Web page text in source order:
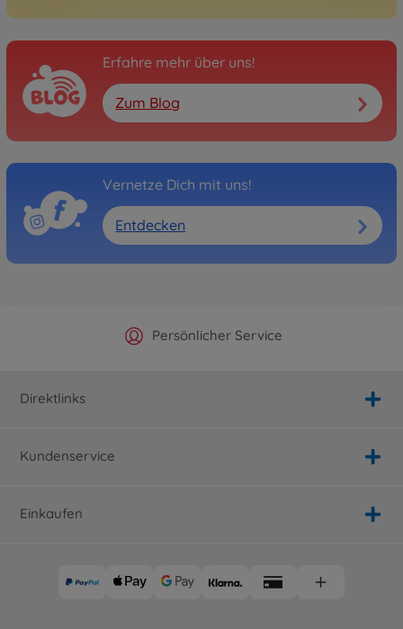
Erfahre mehr über uns!
Zum Blog
Vernetze Dich mit uns!
Entdecken
Offizieller Hersteller Shop
Persönlicher Service
Versandkostenfrei ab 25€
Schnelle Lieferung
Direktlinks
Kundenservice
Einkaufen